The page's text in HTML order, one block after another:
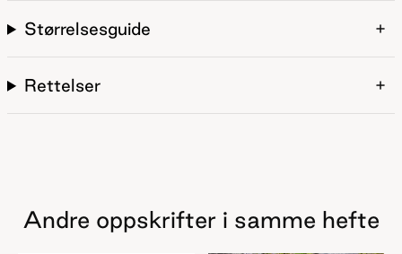
Størrelsesguide
Rettelser
Andre oppskrifter i samme hefte